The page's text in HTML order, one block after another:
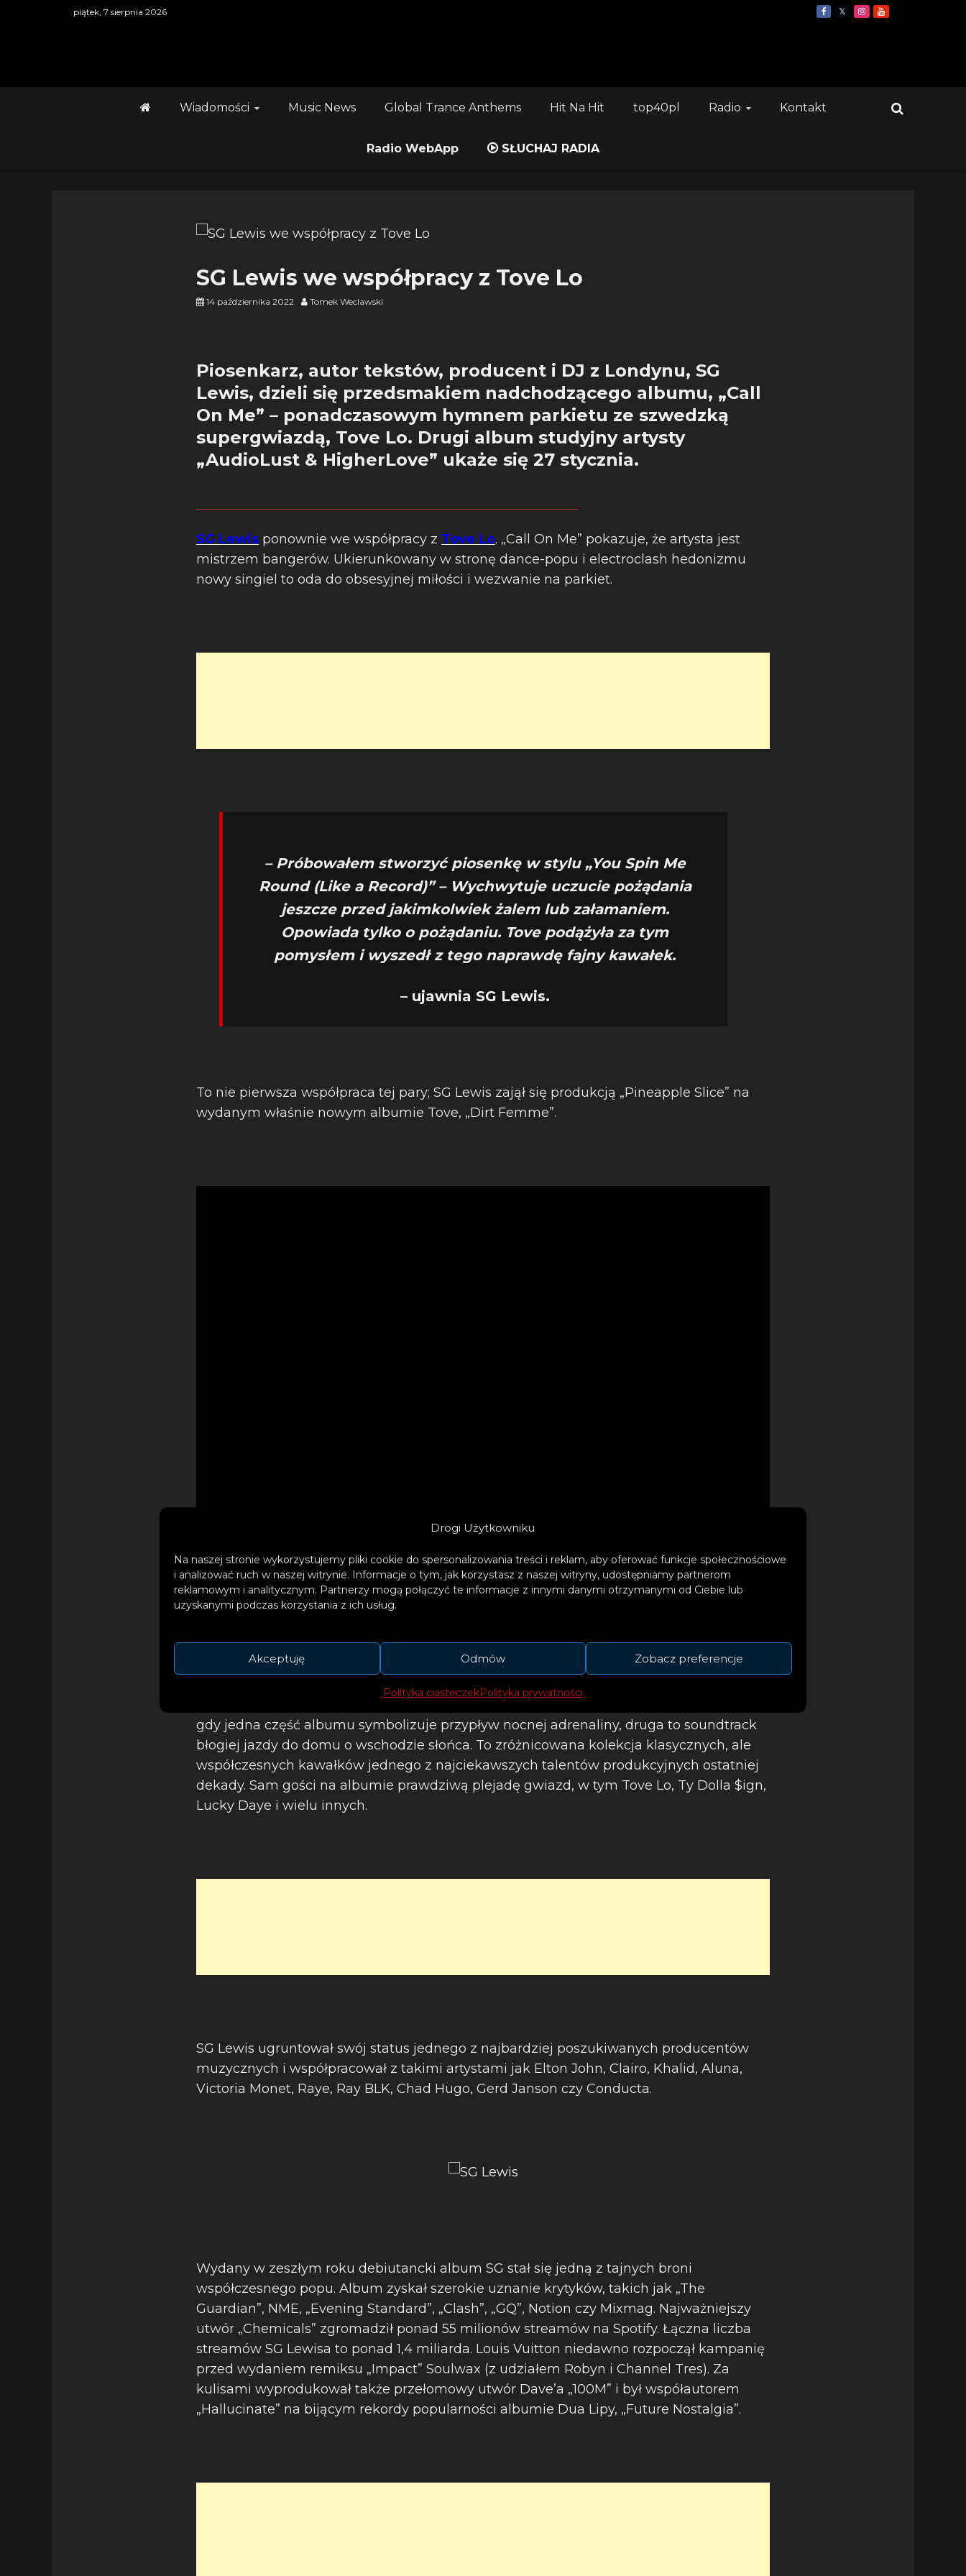
Drogi Użytkowniku
Na naszej stronie wykorzystujemy pliki cookie do spersonalizowania treści i reklam, aby oferować funkcje społecznościowe
i analizować ruch w naszej witrynie. Informacje o tym, jak korzystasz z naszej witryny, udostępniamy partnerom
reklamowym i analitycznym. Partnerzy mogą połączyć te informacje z innymi danymi otrzymanymi od Ciebie lub
uzyskanymi podczas korzystania z ich usług.
Akceptuję Odmów Zobacz preferencje
Polityka ciasteczekPolityka prywatności
piątek, 7 sierpnia 2026
Wiadomości Music News Global Trance Anthems Hit Na Hit top40pl Radio Kontakt
Radio WebApp SŁUCHAJ RADIA
SG Lewis we współpracy z Tove Lo
14 października 2022 Tomek Weclawski
Piosenkarz, autor tekstów, producent i DJ z Londynu, SG
Lewis, dzieli się przedsmakiem nadchodzącego albumu, „Call
On Me” – ponadczasowym hymnem parkietu ze szwedzką
supergwiazdą, Tove Lo. Drugi album studyjny artysty
„AudioLust & HigherLove” ukaże się 27 stycznia.
SG Lewis ponownie we współpracy z Tove Lo. „Call On Me” pokazuje, że artysta jest
mistrzem bangerów. Ukierunkowany w stronę dance-popu i electroclash hedonizmu
nowy singiel to oda do obsesyjnej miłości i wezwanie na parkiet.
– Próbowałem stworzyć piosenkę w stylu „You Spin Me
Round (Like a Record)” – Wychwytuje uczucie pożądania
jeszcze przed jakimkolwiek żalem lub załamaniem.
Opowiada tylko o pożądaniu. Tove podążyła za tym
pomysłem i wyszedł z tego naprawdę fajny kawałek.
– ujawnia SG Lewis.
To nie pierwsza współpraca tej pary; SG Lewis zajął się produkcją „Pineapple Slice” na
wydanym właśnie nowym albumie Tove, „Dirt Femme”.
dwóch częściach: na jednym końcu spektrum znajdziemy nocne przeboje, które
wypełnią parkiety, podziemne rave’y, imprezy przy basenie i festiwale. Z drugiej strony
SG wszedł na wyższy poziom ponadczasowej popowej ekstazy zakotwiczonej w
gdy jedna część albumu symbolizuje przypływ nocnej adrenaliny, druga to soundtrack
błogiej jazdy do domu o wschodzie słońca. To zróżnicowana kolekcja klasycznych, ale
współczesnych kawałków jednego z najciekawszych talentów produkcyjnych ostatniej
dekady. Sam gości na albumie prawdziwą plejadę gwiazd, w tym Tove Lo, Ty Dolla $ign,
Lucky Daye i wielu innych.
SG Lewis ugruntował swój status jednego z najbardziej poszukiwanych producentów
muzycznych i współpracował z takimi artystami jak Elton John, Clairo, Khalid, Aluna,
Victoria Monet, Raye, Ray BLK, Chad Hugo, Gerd Janson czy Conducta.
Wydany w zeszłym roku debiutancki album SG stał się jedną z tajnych broni
współczesnego popu. Album zyskał szerokie uznanie krytyków, takich jak „The
Guardian”, NME, „Evening Standard”, „Clash”, „GQ”, Notion czy Mixmag. Najważniejszy
utwór „Chemicals” zgromadził ponad 55 milionów streamów na Spotify. Łączna liczba
streamów SG Lewisa to ponad 1,4 miliarda. Louis Vuitton niedawno rozpoczął kampanię
przed wydaniem remiksu „Impact” Soulwax (z udziałem Robyn i Channel Tres). Za
kulisami wyprodukował także przełomowy utwór Dave’a „100M” i był współautorem
„Hallucinate” na bijącym rekordy popularności albumie Dua Lipy, „Future Nostalgia”.